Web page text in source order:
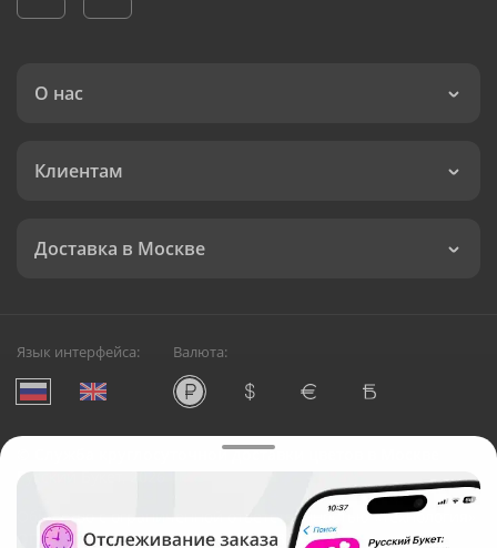
О нас
Клиентам
Доставка в Москве
Язык интерфейса: Валюта:
Служба круглосуточной доставки цветов в Москве
Русский Букет, 2026
Общество с ограниченной ответственностью «Технология»
ОГРН: 1195476081745, ИНН: 5410081997